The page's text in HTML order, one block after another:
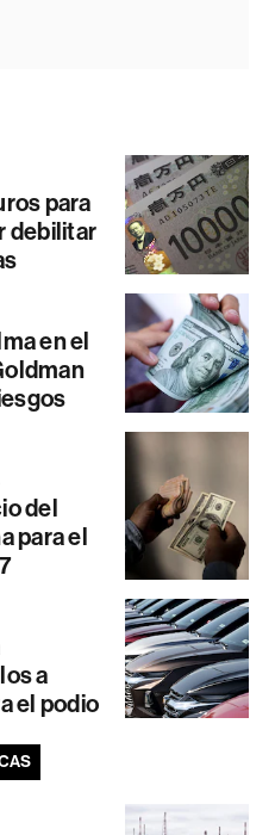
para
debilitar
en el
del
para el
a
el podio